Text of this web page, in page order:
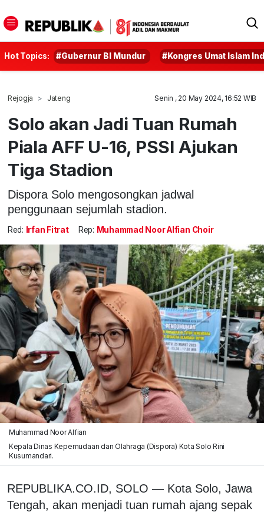
Hot Topics: #Gubernur BI Mundur #Kongres Umat Islam
Rejogja Jateng Senin , 20 May 2024, 16:52 WIB
Solo akan Jadi Tuan Rumah
Piala AFF U-16, PSSI Ajukan
Tiga Stadion
Dispora Solo mengosongkan jadwal
penggunaan sejumlah stadion.
Red: Irfan Fitrat Rep: Muhammad Noor Alfian Choir
Muhammad Noor Alfian
Kepala Dinas Kepemudaan dan Olahraga (Dispora) Kota Solo Rini
Kusumandari.
REPUBLIKA.CO.ID, SOLO — Kota Solo, Jawa
Tengah, akan menjadi tuan rumah ajang sepak